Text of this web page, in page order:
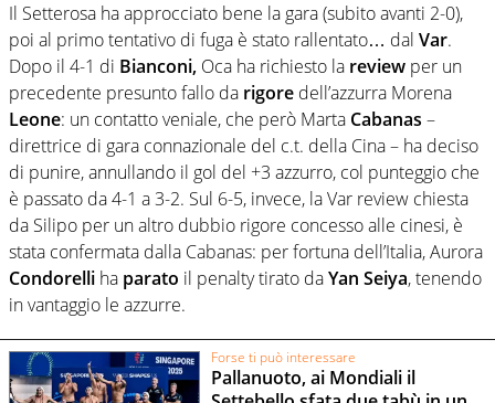
Il Setterosa ha approcciato bene la gara (subito avanti 2-0),
poi al primo tentativo di fuga è stato rallentato… dal Var.
Dopo il 4-1 di Bianconi, Oca ha richiesto la review per un
precedente presunto fallo da rigore dell’azzurra Morena
Leone: un contatto veniale, che però Marta Cabanas –
direttrice di gara connazionale del c.t. della Cina – ha deciso
di punire, annullando il gol del +3 azzurro, col punteggio che
è passato da 4-1 a 3-2. Sul 6-5, invece, la Var review chiesta
da Silipo per un altro dubbio rigore concesso alle cinesi, è
stata confermata dalla Cabanas: per fortuna dell’Italia, Aurora
Condorelli ha parato il penalty tirato daYan Seiya, tenendo
in vantaggio le azzurre.
Forse ti può interessare
Pallanuoto, ai Mondiali il